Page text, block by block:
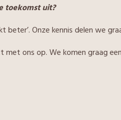
toekomst uit?
beter’. Onze kennis delen we
ons op. We komen graag